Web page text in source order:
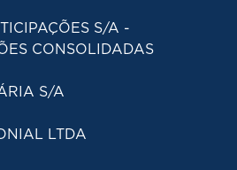
S/A -
CONSOLIDADAS
S/A
LTDA